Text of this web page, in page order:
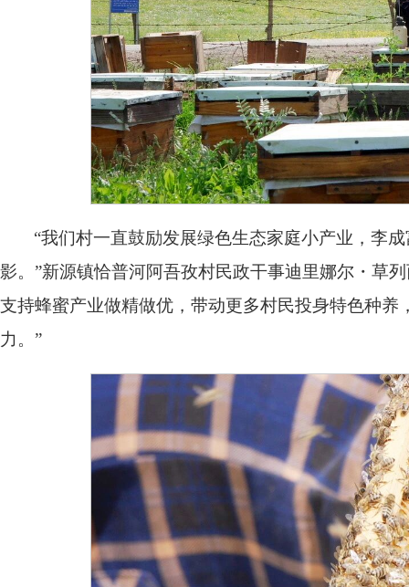
“我们村一直鼓励发展绿色生态家庭小产业，李
影。”新源镇恰普河阿吾孜村民政干事迪里娜尔・草
支持蜂蜜产业做精做优，带动更多村民投身特色种
力。”